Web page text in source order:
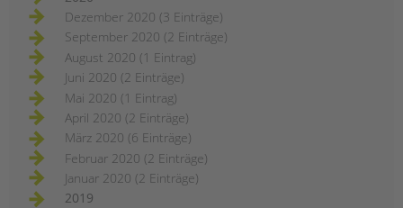
Dezember 2020 (3 Einträge)
September 2020 (2 Einträge)
August 2020 (1 Eintrag)
Juni 2020 (2 Einträge)
Mai 2020 (1 Eintrag)
April 2020 (2 Einträge)
März 2020 (6 Einträge)
Februar 2020 (2 Einträge)
Januar 2020 (2 Einträge)
2019